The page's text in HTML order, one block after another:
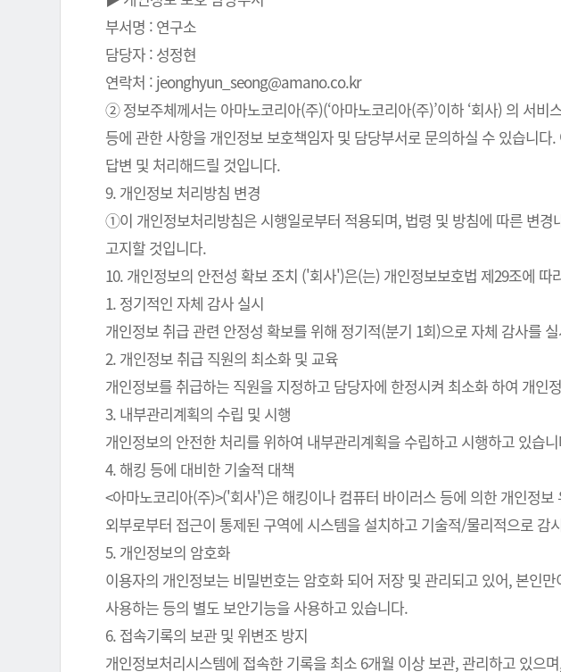
부서명 : 연구소
담당자 : 성정현
연락처 : jeonghyun_seong@amano.co.kr
② 정보주체께서는 아마노코리아(주)(‘아마노코리아(주)’이하 ‘회사) 의 서
등에 관한 사항을 개인정보 보호책임자 및 담당부서로 문의하실 수 있습니
답변 및 처리해드릴 것입니다.
9. 개인정보 처리방침 변경
①이 개인정보처리방침은 시행일로부터 적용되며, 법령 및 방침에 따른 변
고지할 것입니다.
10. 개인정보의 안전성 확보 조치 ('회사')은(는) 개인정보보호법 제29조에
1. 정기적인 자체 감사 실시
개인정보 취급 관련 안정성 확보를 위해 정기적(분기 1회)으로 자체 감사를
2. 개인정보 취급 직원의 최소화 및 교육
개인정보를 취급하는 직원을 지정하고 담당자에 한정시켜 최소화 하여 개인
3. 내부관리계획의 수립 및 시행
개인정보의 안전한 처리를 위하여 내부관리계획을 수립하고 시행하고 있습
4. 해킹 등에 대비한 기술적 대책
<아마노코리아(주)>('회사')은 해킹이나 컴퓨터 바이러스 등에 의한 개인정
외부로부터 접근이 통제된 구역에 시스템을 설치하고 기술적/물리적으로 감
5. 개인정보의 암호화
이용자의 개인정보는 비밀번호는 암호화 되어 저장 및 관리되고 있어, 본인
사용하는 등의 별도 보안기능을 사용하고 있습니다.
6. 접속기록의 보관 및 위변조 방지
개인정보처리시스템에 접속한 기록을 최소 6개월 이상 보관, 관리하고 있으